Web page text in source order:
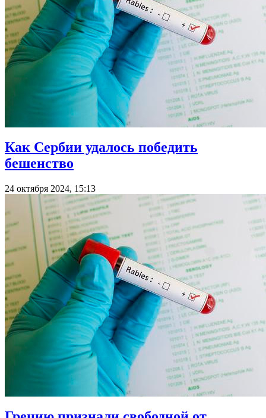
Как Сербии удалось победить
бешенство
24 октября 2024, 15:13